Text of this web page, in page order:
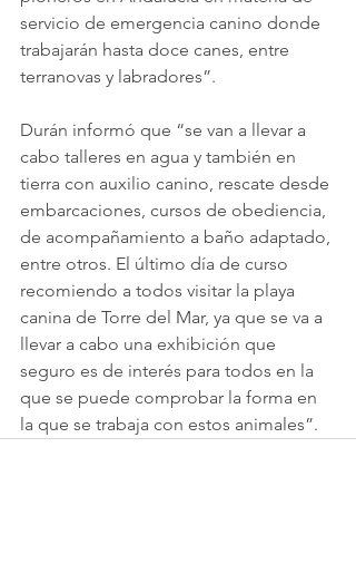
servicio de emergencia canino donde
trabajarán hasta doce canes, entre
terranovas y labradores”.
Durán informó que “se van a llevar a
cabo talleres en agua y también en
tierra con auxilio canino, rescate desde
embarcaciones, cursos de obediencia,
de acompañamiento a baño adaptado,
entre otros. El último día de curso
recomiendo a todos visitar la playa
canina de Torre del Mar, ya que se va a
llevar a cabo una exhibición que
seguro es de interés para todos en la
que se puede comprobar la forma en
la que se trabaja con estos animales”.